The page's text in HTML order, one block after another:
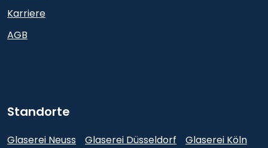
Karriere
AGB
Standorte
Glaserei Neuss Glaserei Düsseldorf
Glaserei Köln